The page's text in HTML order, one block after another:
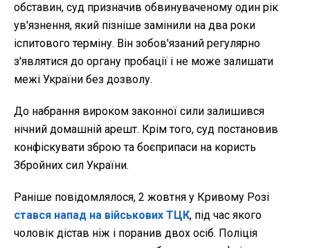
обставин, суд призначив обвинуваченому один рік
ув'язнення, який пізніше замінили на два роки
іспитового терміну. Він зобов'язаний регулярно
з'являтися до органу пробації і не може залишати
межі України без дозволу.
До набрання вироком законної сили залишився
нічний домашній арешт. Крім того, суд постановив
конфіскувати зброю та боєприпаси на користь
Збройних сил України.
Раніше повідомлялося, 2 жовтня у Кривому Розі
стався напад на військових ТЦК, під час якого
чоловік дістав ніж і поранив двох осіб. Поліція